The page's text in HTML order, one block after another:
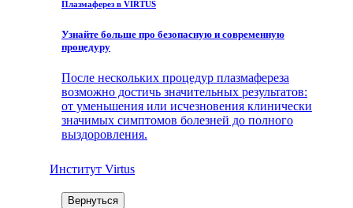
Плазмаферез в VIRTUS
Узнайте больше про безопасную и современную
процедуру
После нескольких процедур плазмафереза
возможно достичь значительных результатов:
от уменьшения или исчезновения клинически
значимых симптомов болезней до полного
выздоровления.
Институт Virtus
Вернуться